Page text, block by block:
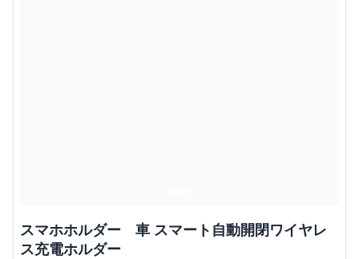
スマホホルダー 車 スマート自動開閉ワイヤレ
ス充電ホルダー